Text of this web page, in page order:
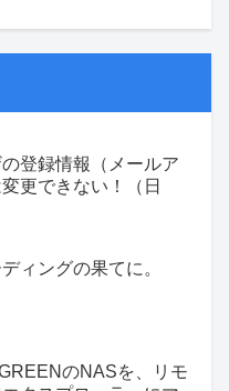
の登録情報（メールア
変更できない！（日
ィングの果てに。
のNASを、リモ